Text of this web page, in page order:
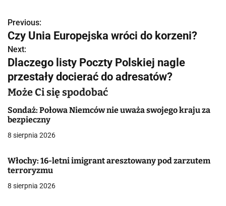
N
a
w
i
a
c
j
Previous:
Czy Unia Europejska wróci do korzeni?
Next:
Dlaczego listy Poczty Polskiej nagle
przestały docierać do adresatów?
Może Ci się spodobać
Sondaż: Połowa Niemców nie uważa swojego kraju za
bezpieczny
8 sierpnia 2026
Włochy: 16-letni imigrant aresztowany pod zarzutem
terroryzmu
8 sierpnia 2026